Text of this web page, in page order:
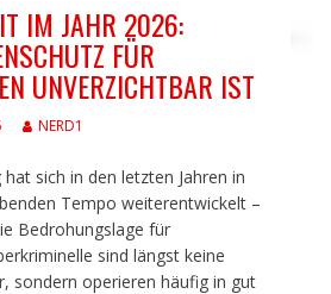
IM JAHR 2026:
FÜR
UNVERZICHTBAR IST
NERD1
sich in den letzten Jahren in
Tempo weiterentwickelt –
Bedrohungslage für
sind längst keine
sondern operieren häufig in gut